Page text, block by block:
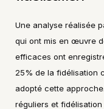
Une analyse réalisée
qui ont mis en œuvre
efficaces ont
25% de la fidélisation
adopté cette
réguliers et